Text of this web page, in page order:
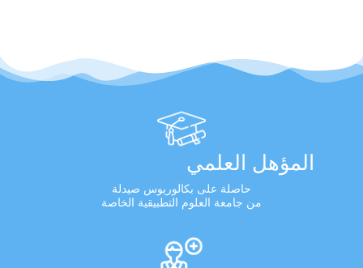
المؤهل العلمي
حاصلة على بكالوريوس صيدلة
من جامعة العلوم التطبيقية الخاصة